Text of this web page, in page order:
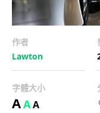
作者
Lawton
字體大小
AAA